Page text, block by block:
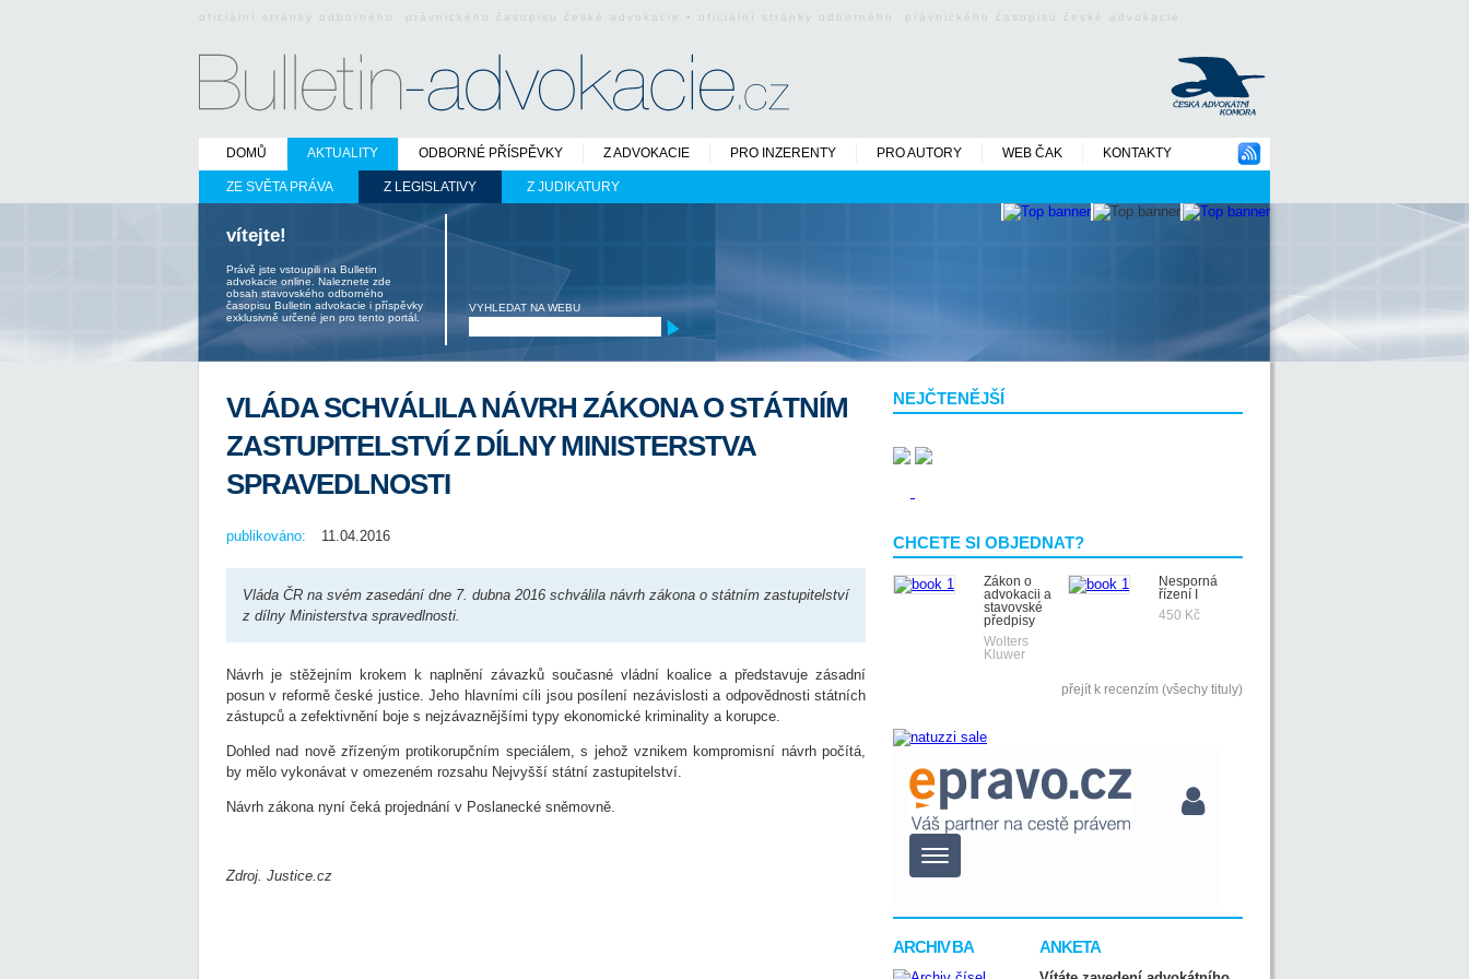
oficiální stránky odborného právnického časopisu české advokacie • oficiální stránky odborného právnického časopisu české advokacie
DOMŮ AKTUALITY
ZE SVĚTA PRÁVA Z LEGISLATIVY Z JUDIKATURY
ODBORNÉ PŘÍSPĚVKY Z ADVOKACIE PRO INZERENTY PRO AUTORY WEB ČAK KONTAKTY
vítejte!
Právě jste vstoupili na Bulletin
advokacie online. Naleznete zde
obsah stavovského odborného
časopisu Bulletin advokacie i příspěvky
exklusivně určené jen pro tento portál.
VYHLEDAT NA WEBU
NEJČTENĚJŠÍ
CHCETE SI OBJEDNAT?
Zákon o
advokacii a
stavovské
předpisy
Wolters
Kluwer
Nesporná
řízení I
450 Kč
přejít k recenzím (všechy tituly)
ARCHIV BA ANKETA
VLÁDA SCHVÁLILA NÁVRH ZÁKONA O STÁTNÍM
ZASTUPITELSTVÍ Z DÍLNY MINISTERSTVA
SPRAVEDLNOSTI
publikováno: 11.04.2016
Vláda ČR na svém zasedání dne 7. dubna 2016 schválila návrh zákona o státním zastupitelství
z dílny Ministerstva spravedlnosti.
Návrh je stěžejním krokem k naplnění závazků současné vládní koalice a představuje zásadní
posun v reformě české justice. Jeho hlavními cíli jsou posílení nezávislosti a odpovědnosti státních
zástupců a zefektivnění boje s nejzávaznějšími typy ekonomické kriminality a korupce.
Dohled nad nově zřízeným protikorupčním speciálem, s jehož vznikem kompromisní návrh počítá,
by mělo vykonávat v omezeném rozsahu Nejvyšší státní zastupitelství.
Návrh zákona nyní čeká projednání v Poslanecké sněmovně.
Zdroj. Justice.cz